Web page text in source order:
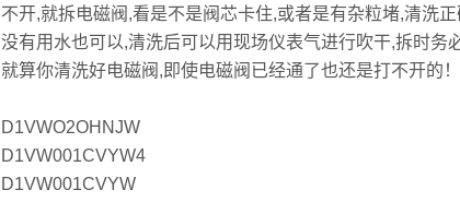
不开,就拆电磁阀,看是不是阀芯卡住,或者是有杂粒堵,清洗
没有用水也可以,清洗后可以用现场仪表气进行吹干,拆时
就算你清洗好电磁阀,即使电磁阀已经通了也还是打不开的！
D1VWO2OHNJW
D1VW001CVYW4
D1VW001CVYW